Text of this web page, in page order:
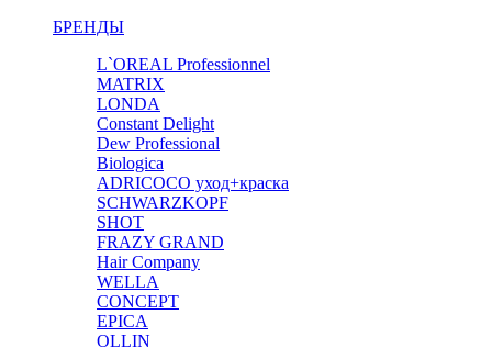
БРЕНДЫ
L`OREAL Professionnel
MATRIX
LONDA
Constant Delight
Dew Professional
Biologica
ADRICOCO уход+краска
SCHWARZKOPF
SHOT
FRAZY GRAND
Hair Company
WELLA
CONCEPT
EPICA
OLLIN